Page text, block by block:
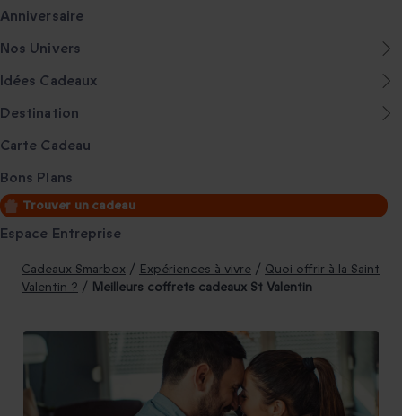
Anniversaire
Nos Univers
Idées Cadeaux
Destination
Carte Cadeau
Bons Plans
Trouver un cadeau
Espace Entreprise
Cadeaux Smarbox / Expériences à vivre / Quoi offrir à la Saint
Valentin ? / Meilleurs coffrets cadeaux St Valentin